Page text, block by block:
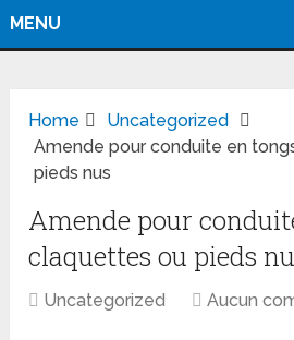
MENU
Home
Uncategorized
Amende pour conduite en
pieds nus
Amende pour
claquettes ou pieds
Uncategorized Aucun